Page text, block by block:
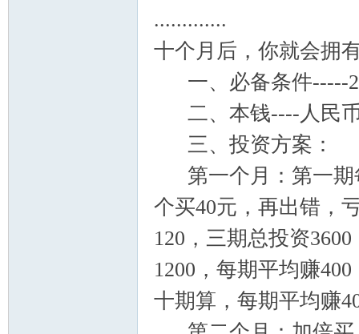
.............
十个月后，你就会拥
一、必备条件-----
二、本钱----人民币
三、投资方案：
第一个月：第一期
个买40元，再出错，
120，三期总投资
1200，每期平均赚
十期算，每期平均赚